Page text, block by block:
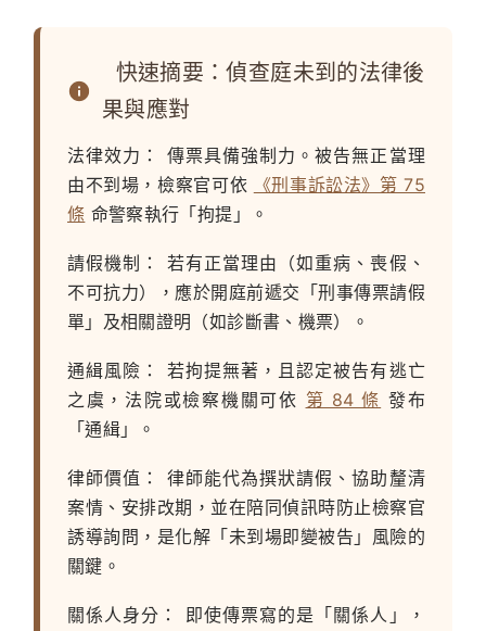
快速摘要：偵查庭未到的法律後
果與應對
法律效力：
傳票具備強制力。被告無正當理
由不到場，檢察官可依
《刑事訴訟法》第 75
條 命警察執行「拘提」。
請假機制：
若有正當理由（如重病、喪假、
不可抗力），應於開庭前遞交「刑事傳票請假
單」及相關證明（如診斷書、機票）。
通緝風險：
若拘提無著，且認定被告有逃亡
之虞，法院或檢察機關可依 第 84 條 發布
「通緝」。
律師價值：
律師能代為撰狀請假、協助釐清
案情、安排改期，並在陪同偵訊時防止檢察官
誘導詢問，是化解「未到場即變被告」風險的
關鍵。
關係人身分：
即使傳票寫的是「關係人」，